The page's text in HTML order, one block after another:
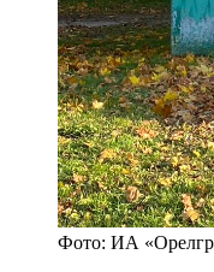
Фото: ИА